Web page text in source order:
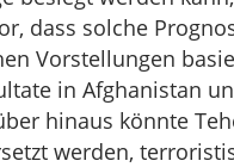
dass solche
Vorstellungen
in Afghanistan
hinaus könnte
werden,